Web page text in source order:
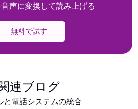
声に変換して読み上げる
無料で試す
連ブログ